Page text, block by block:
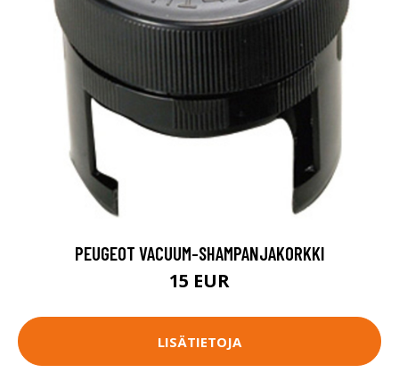
PEUGEOT VACUUM-SHAMPANJAKORKKI
15 EUR
LISÄTIETOJA